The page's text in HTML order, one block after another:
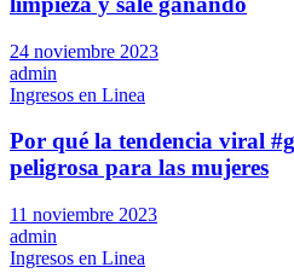
24 noviembre 2023
admin
Ingresos en Linea
Por qué la tendencia viral
peligrosa para las mujeres
11 noviembre 2023
admin
Ingresos en Linea